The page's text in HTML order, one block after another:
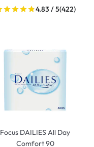
4.83 / 5(422)
Focus DAILIES All Day
Comfort 90